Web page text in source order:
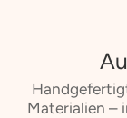
Materialien –